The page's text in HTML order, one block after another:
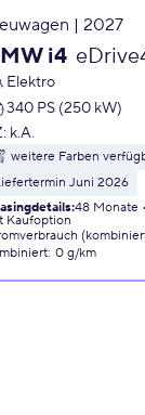
| 2027
i4
Elektro
340 PS (250 kW)
k.A.
weitere Farben
Juni 2026
:48 Monate
Kaufoption
: 0 g/km